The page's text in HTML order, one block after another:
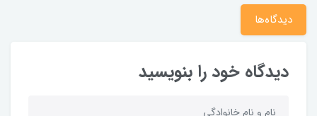
دیدگاه‌ها
دیدگاه خود را بنویسید